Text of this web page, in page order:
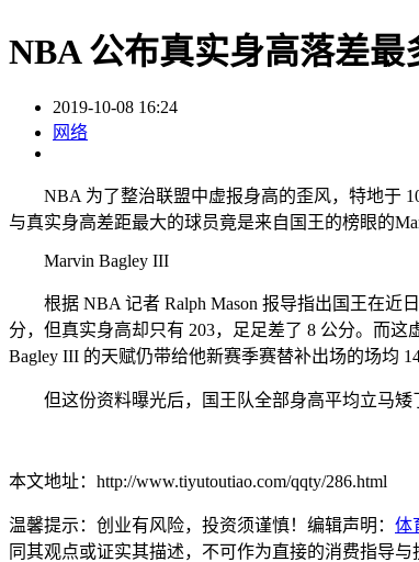
NBA 公布真实身高落差最
2019-10-08 16:24
网络
NBA 为了整治联盟中虚报身高的歪风，特地于 10
与真实身高差距最大的球员竟是来自国王的榜眼的
Marvin Bagley III
根据 NBA 记者 Ralph Mason 报导指出国王在近日
分，但真实身高却只有 203，足足差了 8 公分。而
Bagley III 的天赋仍带给他新赛季赛替补出场的场均 14
但这份资料曝光后，国王队全部身高平均立马矮
本文地址：http://www.tiyutoutiao.com/qqty/286.html
温馨提示：创业有风险，投资须谨慎！编辑声明： 体
同其观点或证实其描述，不可作为直接的消费指导与